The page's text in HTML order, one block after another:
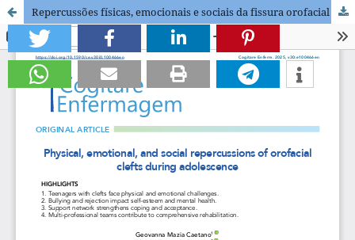
Repercussões físicas, emocionais e sociais da fissura orofacial durante a adolescência